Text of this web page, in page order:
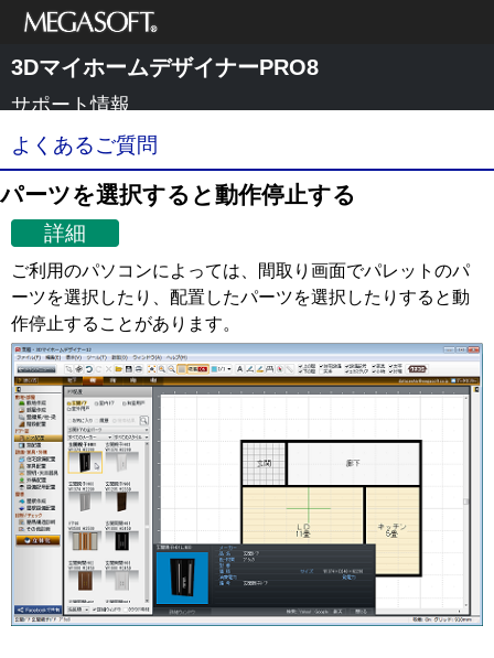
メガソフト株式
会社
3DマイホームデザイナーPRO8
サポート情報
よくあるご質問
パーツを選択すると動作停止する
詳細
ご利用のパソコンによっては、間取り画面でパレットのパ
ーツを選択したり、配置したパーツを選択したりすると動
作停止することがあります。